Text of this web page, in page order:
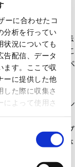
ーに合わせたコ
分析を行ってい
状況についても
告配信、データ
ます。ここで収
ーに提供した他
した際に収集さ
よって使用さ
拡がっていきま
トチームを作り、
で効果的な活用方法
ば壜ラインならここ
置場所まで含めたベ
開を進めました」
果を基に、他ライン
はキリンビールの9
バイオなどグループ
ます。グループ全体
し、製造現場の